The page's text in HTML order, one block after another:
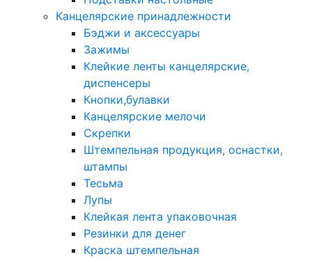
Канцелярские принадлежности
Бэджи и аксессуары
Зажимы
Клейкие ленты канцелярские,
диспенсеры
Кнопки,булавки
Канцелярские мелочи
Скрепки
Штемпельная продукция, оснастки,
штампы
Тесьма
Лупы
Клейкая лента упаковочная
Резинки для денег
Краска штемпельная